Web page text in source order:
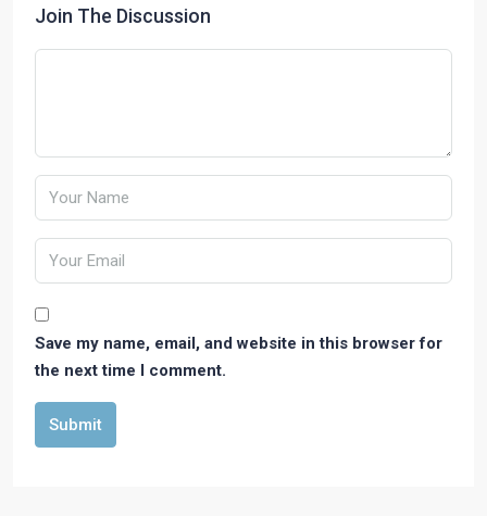
Join The Discussion
Save my name, email, and website in this browser for
the next time I comment.
Submit